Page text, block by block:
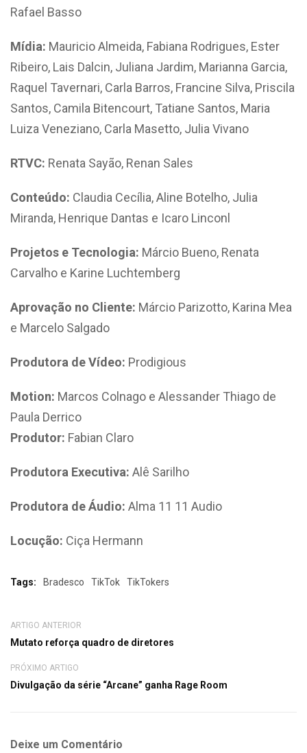
Rafael Basso
Mídia: Mauricio Almeida, Fabiana Rodrigues, Ester
Ribeiro, Lais Dalcin, Juliana Jardim, Marianna Garcia,
Raquel Tavernari, Carla Barros, Francine Silva, Priscila
Santos, Camila Bitencourt, Tatiane Santos, Maria
Luiza Veneziano, Carla Masetto, Julia Vivano
RTVC: Renata Sayão, Renan Sales
Conteúdo: Claudia Cecília,Aline Botelho, Julia
Miranda, Henrique Dantas e Icaro Linconl
Projetos e Tecnologia: Márcio Bueno, Renata
Carvalho e Karine Luchtemberg
Aprovação no Cliente: Márcio Parizotto, Karina Mea
e Marcelo Salgado
Produtora de Vídeo: Prodigious
Motion: Marcos Colnago e Alessander Thiago de
Paula Derrico
Produtor: Fabian Claro
Produtora Executiva: Alê Sarilho
Produtora de Áudio: Alma 11 11 Audio
Locução: Ciça Hermann
Tags: Bradesco TikTok TikTokers
ARTIGO ANTERIOR
Mutato reforça quadro de diretores
PRÓXIMO ARTIGO
Divulgação da série “Arcane” ganha Rage Room
Deixe um Comentário